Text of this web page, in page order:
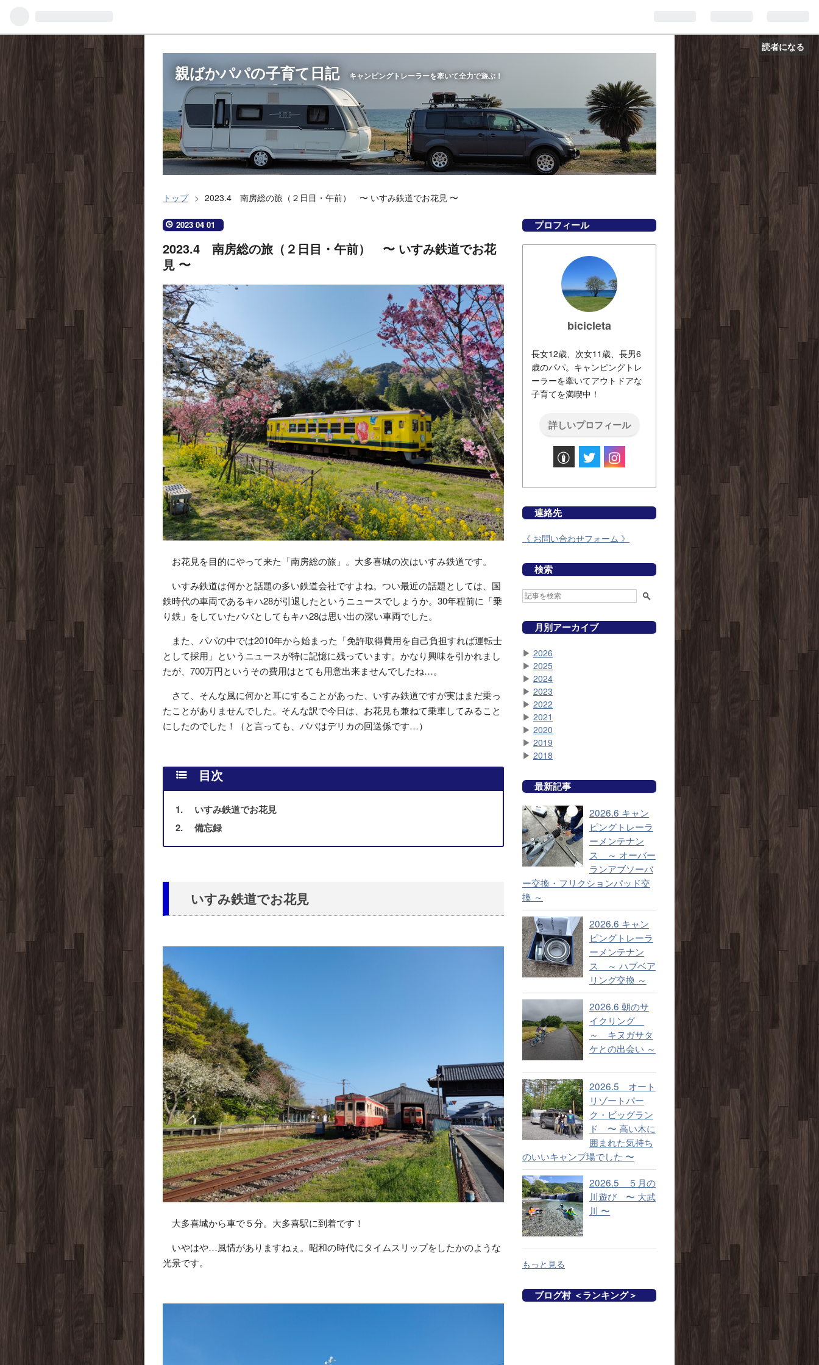
読者になる
親ばかパパの子育て日記 キャンピングトレーラーを牽いて全力で遊ぶ！
トップ > 2023.4 南房総の旅（２日目・午前） 〜 いすみ鉄道でお花見 〜
2023-04-01
2023.4 南房総の旅（２日目・午前） 〜 いすみ鉄道でお花
見 〜
お花見を目的にやって来た「南房総の旅」。大多喜城の次はいすみ鉄道です。
いすみ鉄道は何かと話題の多い鉄道会社ですよね。つい最近の話題としては、国
鉄時代の車両であるキハ28が引退したというニュースでしょうか。30年程前に「乗
り鉄」をしていたパパとしてもキハ28は思い出の深い車両でした。
また、パパの中では2010年から始まった「免許取得費用を自己負担すれば運転士
として採用」というニュースが特に記憶に残っています。かなり興味を引かれまし
たが、700万円というその費用はとても用意出来ませんでしたね…。
さて、そんな風に何かと耳にすることがあった、いすみ鉄道ですが実はまだ乗っ
たことがありませんでした。そんな訳で今日は、お花見も兼ねて乗車してみること
にしたのでした！（と言っても、パパはデリカの回送係です…）
いすみ鉄道でお花見
備忘録
いすみ鉄道でお花見
大多喜城から車で５分。大多喜駅に到着です！
いやはや…風情がありますねぇ。昭和の時代にタイムスリップをしたかのような
光景です。
プロフィール
bicicleta
長女12歳、次女11歳、長男6
歳のパパ。キャンピングトレ
ーラーを牽いてアウトドアな
子育てを満喫中！
詳しいプロフィール
連絡先
《 お問い合わせフォーム 》
検索
月別アーカイブ
▶ 2026
▶ 2025
▶ 2024
▶ 2023
▶ 2022
▶ 2021
▶ 2020
▶ 2019
▶ 2018
最新記事
2026.6 キャン
ピングトレーラ
ーメンテナン
ス ～ オーバー
ランアブソーバ
ー交換・フリクションパッド交
換 ～
2026.6 キャン
ピングトレーラ
ーメンテナン
ス ～ ハブベア
リング交換 ～
2026.6 朝のサ
イクリング
～ キヌガサタ
ケとの出会い ～
2026.5 オート
リゾートパー
ク・ビッグラン
ド 〜 高い木に
囲まれた気持ち
のいいキャンプ場でした 〜
2026.5 ５月の
川遊び 〜 大武
川 〜
もっと見る
ブログ村 ＜ランキング＞